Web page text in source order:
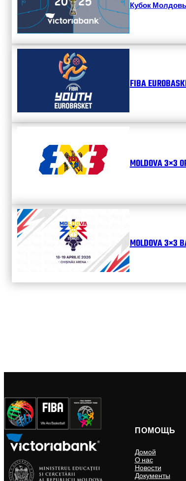
Кубок
FIBA
MOLDOVA 3×3
MOLDOVA 3×3
ПОМОЩЬ
Домой
О нас
Новости
Документы